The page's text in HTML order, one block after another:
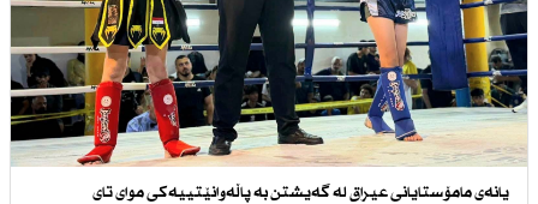
یانەی مامۆستایانی عیراق لە گەیشتن بە پاڵەوانێتییەكی موای تای